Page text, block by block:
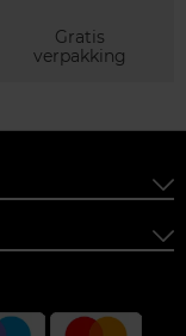
Gratis
verpakking